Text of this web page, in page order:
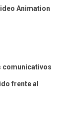
Animation
comunicativos
frente al